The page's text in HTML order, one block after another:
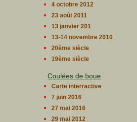
4 octobre 2012
23 août 2011
13 janvier 201
13-14 novembre 2010
20ème siècle
19ème siècle
Coulées de boue
Carte interractive
7 juin 2016
27 mai 2016
29 mai 2012